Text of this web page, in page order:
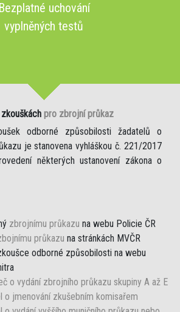
Bezplatné uchování
vyplněných testů
pro zbrojní průkaz
odborné způsobilosti žadatelů o
je stanovena vyhláškou č. 221/2017
některých ustanovení zákona o
zbrojnímu průkazu na webu Policie ČR
průkazu na stránkách MVČR
odborné způsobilosti na webu
o vydání zbrojního průkazu skupiny A až E
o jmenování zkušebním komisařem